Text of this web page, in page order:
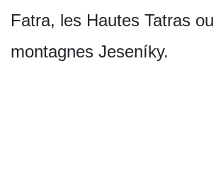
Fatra, les Hautes Tatras
montagnes Jeseníky.